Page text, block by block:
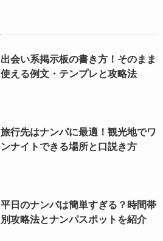
出会い系掲示板の書き方！そのまま
使える例文・テンプレと攻略法
旅行先はナンパに最適！観光地でワ
ンナイトできる場所と口説き方
平日のナンパは簡単すぎる？時間帯
別攻略法とナンパスポットを紹介